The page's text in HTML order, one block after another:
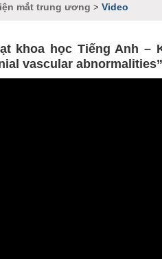
mắt trung ương > Video
khoa học Tiếng Anh –
vascular abnormalities”